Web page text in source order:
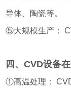
导体、陶瓷等。
⑤大规模生产：
四、CVD设备
①高温处理：